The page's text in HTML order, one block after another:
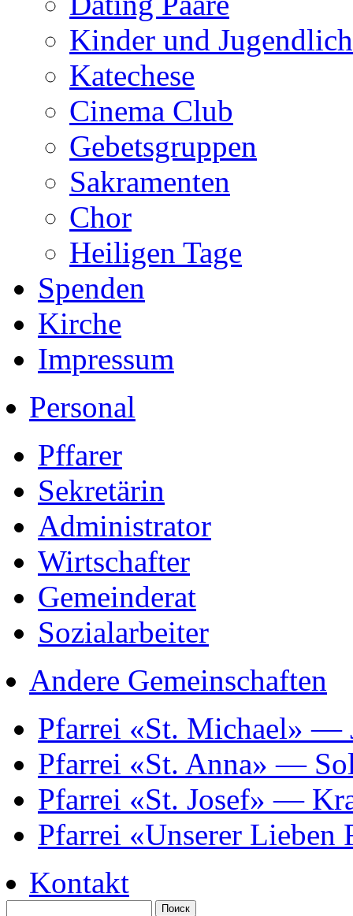
Kinder und
Katechese
Cinema Club
Gebetsgruppen
Sakramenten
Chor
Heiligen Tage
Spenden
Kirche
Impressum
Personal
Pffarer
Sekretärin
Administrator
Wirtschafter
Gemeinderat
Sozialarbeiter
Andere Gemeinschaften
Pfarrei «St. Michael» —
Pfarrei «St. Anna» —
Pfarrei «St. Josef» —
Pfarrei «Unserer
Kontakt